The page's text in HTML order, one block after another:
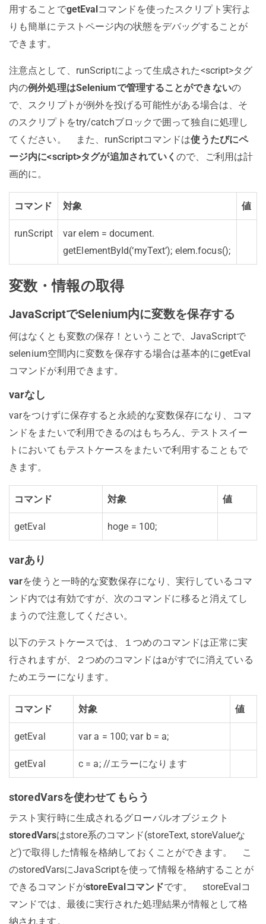
用することでgetEval コマンドを使ったスクリプト実行よ
りも簡単にテストページ内の状態をデバッグすることが
できます。
注意点として、runScriptによって生成された<script>タグ
内の例外処理はSeleniumで管理することができないの
で、スクリプトが例外を投げる可能性がある場合は、そ
のスクリプトをtry/catchブロックで囲って独自に処理し
てください。 また、runScriptコマンドは使うたびにペ
ージ内に<script>タグが追加されていくので、ご利用は計
画的に。
コマンド 対象 値
runScript
var elem = document.
getElementById(‘myText’); elem.focus();
変数・情報の取得
JavaScriptでSelenium内に変数を保存する
何はなくとも変数の保存！ということで、JavaScriptで
selenium空間内に変数を保存する場合は基本的にgetEval
コマンドが利用できます。
varなし
varをつけずに保存すると永続的な変数保存になり、コマ
ンドをまたいで利用できるのはもちろん、テストスイー
トにおいてもテストケースをまたいで利用することもで
きます。
コマンド 対象 値
getEval hoge = 100;
varあり
varを使うと一時的な変数保存になり、実行しているコマ
ンド内では有効ですが、次のコマンドに移ると消えてし
まうので注意してください。
以下のテストケースでは、１つめのコマンドは正常に実
行されますが、２つめのコマンドはaがすでに消えている
ためエラーになります。
コマンド 対象 値
getEval var a = 100; var b = a;
getEval c = a; //エラーになります
storedVarsを使わせてもらう
テスト実行時に生成されるグローバルオブジェクト
storedVarsはstore系のコマンド(storeText, storeValueな
ど)で取得した情報を格納しておくことができます。 こ
のstoredVarsにJavaScriptを使って情報を格納することが
できるコマンドがstoreEvalコマンドです。 storeEvalコ
マンドでは、最後に実行された処理結果が情報として格
納されます。